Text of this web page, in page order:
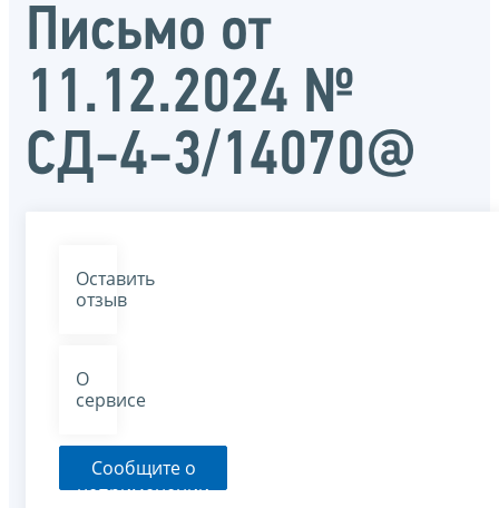
Письмо от
11.12.2024 №
СД-4-3/14070@
Оставить
отзыв
О
сервисе
Сообщите о
неприменении